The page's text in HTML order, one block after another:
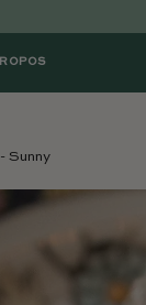
Sunny
le produit